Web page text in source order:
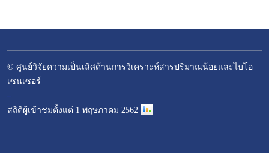
© ศูนย์วิจัยความเป็นเลิศด้านการวิเคราะห์สารปริมาณน้อยและไบโอ
เซนเซอร์
สถิติผู้เข้าชมตั้งแต่ 1 พฤษภาคม 2562